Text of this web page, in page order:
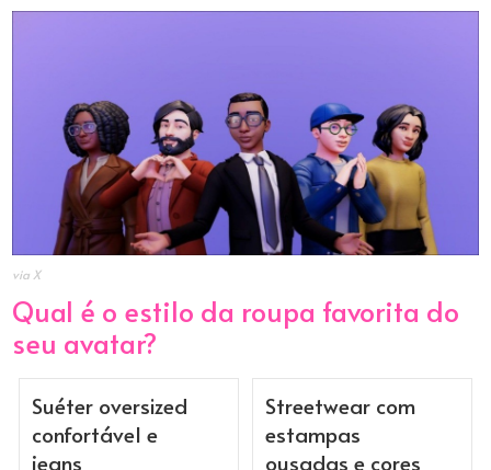
via X
Qual é o estilo da roupa favorita do
seu avatar?
Suéter oversized
confortável e
jeans
Streetwear com
estampas
ousadas e cores